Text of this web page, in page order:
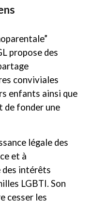
propose des
conviviales
enfants ainsi que
de fonder une
légale des
et à
intérêts
LGBTI. Son
cesser les